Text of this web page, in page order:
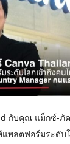
กับคุณ แม็กซ์-ภั
พลตฟอร์มระดับ